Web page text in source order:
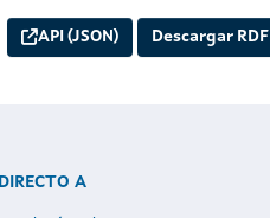
API (JSON) Descargar RDF
DIRECTO A